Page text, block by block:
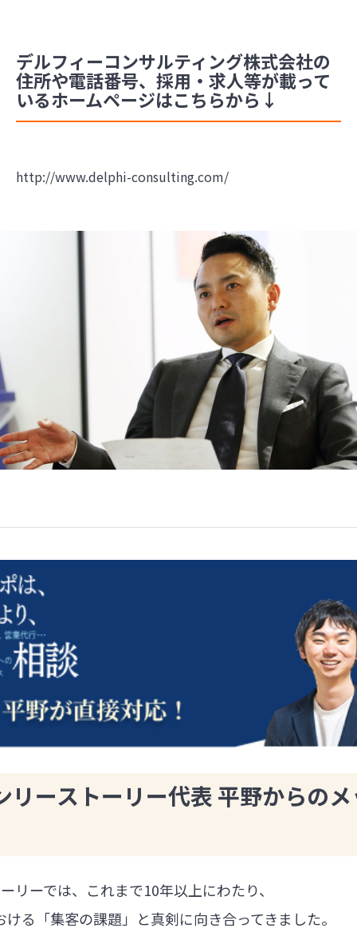
デルフィーコンサルティング株式会社の
住所や電話番号、採用・求人等が載って
いるホームページはこちらから↓
http://www.delphi-consulting.com/
リーストーリー代表 平野からの
リーでは、これまで10年以上にわたり、
る「集客の課題」と真剣に向き合ってきました。